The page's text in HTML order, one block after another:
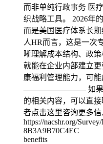
而非单纯行政事务 医
织战略工具。 2026年
而是美国医疗体系长
人HR而言，这是一次
晰理解成本结构、政
就能在企业内部建立
康福利管理能力，可
———————— 如果需
的相关内容，可以直
者点击这里咨询更多信
https://nacshr.org/
8B3A9B70C4EC
benefits